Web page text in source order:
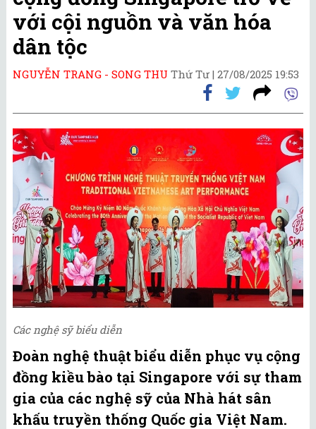
với cội nguồn và văn hóa
dân tộc
NGUYỄN TRANG - SONG THU Thứ Tư | 27/08/2025 19:53
Các nghệ sỹ biểu diễn
Đoàn nghệ thuật biểu diễn phục vụ cộng
đồng kiều bào tại Singapore với sự tham
gia của các nghệ sỹ của Nhà hát sân
khấu truyền thống Quốc gia Việt Nam.